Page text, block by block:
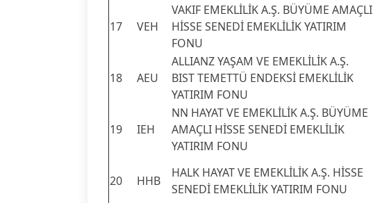
17 VEH
VAKIF EMEKLİLİK A.Ş. BÜYÜME AMAÇLI
HİSSE SENEDİ EMEKLİLİK YATIRIM
FONU
18 AEU
ALLIANZ YAŞAM VE EMEKLİLİK A.Ş.
BIST TEMETTÜ ENDEKSİ EMEKLİLİK
YATIRIM FONU
19 IEH
NN HAYAT VE EMEKLİLİK A.Ş. BÜYÜME
AMAÇLI HİSSE SENEDİ EMEKLİLİK
YATIRIM FONU
20 HHB
HALK HAYAT VE EMEKLİLİK A.Ş. HİSSE
SENEDİ EMEKLİLİK YATIRIM FONU